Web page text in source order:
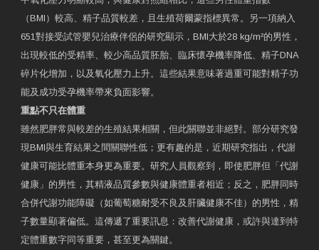
（BMI）較高、精子品質較差，且生殖荷爾蒙指標異常。另一項納入
651對接受試管嬰兒治療伴侶的研究顯示，BMI大於28 kg/m²的男性，
出現較低的受精率、較少高品質胚胎、臨床懷孕機率降低、精子DNA
碎片化增加，以及氧化壓力上升。這些結果意味著過重可能對精子功
能及成功受孕機率帶來負面影響。
重點不只在體重
雖然肥胖常與較差的生殖結果相關，但此關聯並非絕對。部分研究發
現BMI與生育結果之間關聯性低；更有趣的是，近期研究指出，代謝
健康可能比體重本身更為重要。研究人員觀察到，即使肥胖但「代謝
健康」的男性，其精液品質參數與健康體重者相近；反之，肥胖同時
合併代謝功能障礙（如葡萄糖耐受不良及肝臟健康不佳）的男性，精
子數量顯著偏低。這傳遞了重要訊息：改善代謝健康，或許與達到特
定體重數字同等重要，甚至更為關鍵。